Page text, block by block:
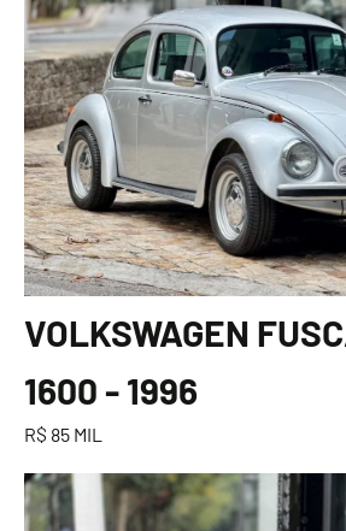
VOLKSWAGEN
1600 - 1996
R$ 85 MIL